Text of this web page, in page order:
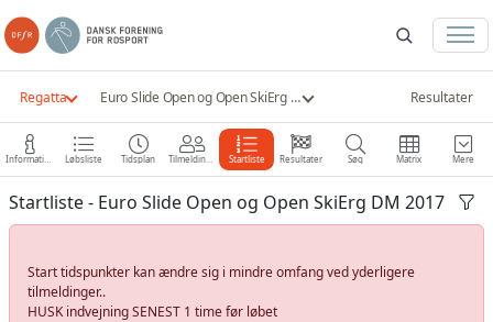
Regatta Euro Slide Open og Open SkiErg DM 2017 Resultater
Information Løbsliste Tidsplan Tilmeldinger Startliste Resultater Søg Matrix Mere
Startliste - Euro Slide Open og Open SkiErg DM 2017
Start tidspunkter kan ændre sig i mindre omfang ved yderligere
tilmeldinger..
HUSK indvejning SENEST 1 time før løbet